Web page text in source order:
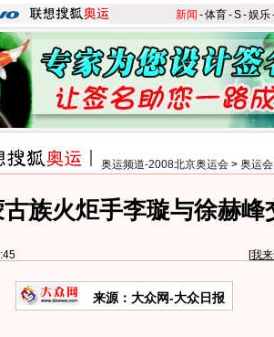
新闻 -体育-S-娱乐
奥运频道-2008北京奥运会 > 奥运
古族火炬手李璇与徐赫峰
[我
来源：大众网-大众日报